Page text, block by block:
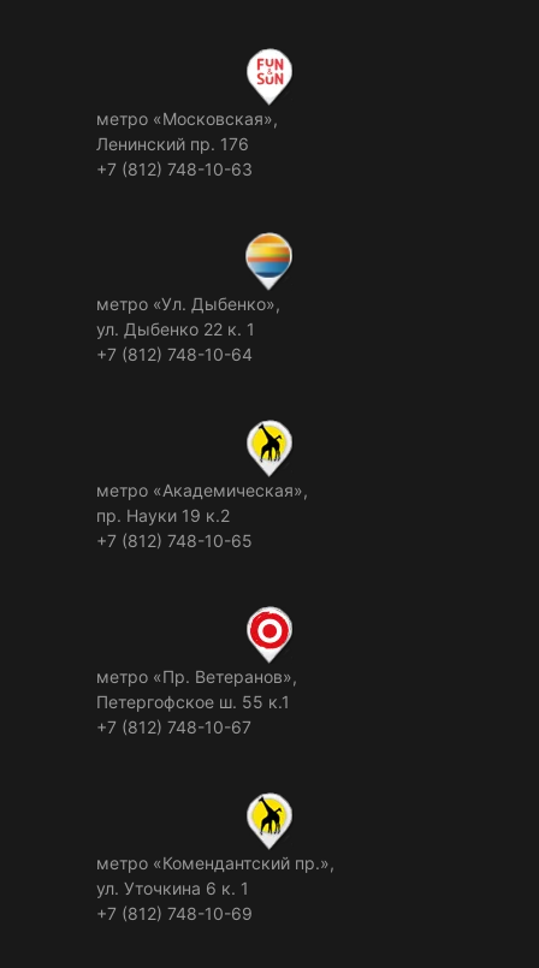
метро «Московская»,
Ленинский пр. 176
+7 (812) 748-10-63
метро «Ул. Дыбенко»,
ул. Дыбенко 22 к. 1
+7 (812) 748-10-64
метро «Академическая»,
пр. Науки 19 к.2
+7 (812) 748-10-65
метро «Пр. Ветеранов»,
Петергофское ш. 55 к.1
+7 (812) 748-10-67
метро «Комендантский пр.»,
ул. Уточкина 6 к. 1
+7 (812) 748-10-69